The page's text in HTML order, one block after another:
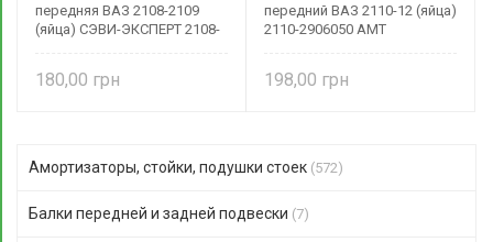
передняя ВАЗ 2108-2109
(яйца) СЭВИ-ЭКСПЕРТ 2108-
180,00
передний ВАЗ 2110-12 (яйца)
2110-2906050 АМТ
198,00
Амортизаторы, стойки, подушки стоек (572)
Балки передней и задней подвески (7)